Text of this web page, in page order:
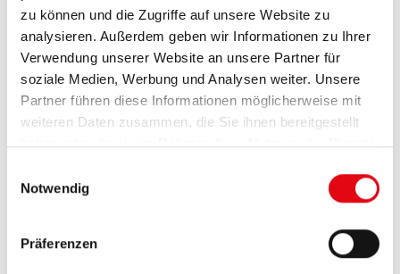
zu können und die Zugriffe auf unsere Website zu
analysieren. Außerdem geben wir Informationen zu Ihrer
Verwendung unserer Website an unsere Partner für
soziale Medien, Werbung und Analysen weiter. Unsere
Partner führen diese Informationen möglicherweise mit
weiteren Daten zusammen, die Sie ihnen bereitgestellt
haben oder die sie im Rahmen Ihrer Nutzung der Dienste
Notwendig
Präferenzen